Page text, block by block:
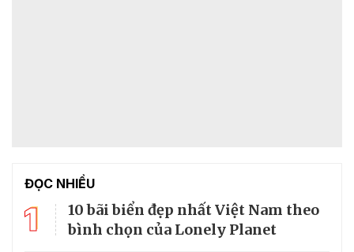
ĐỌC NHIỀU
1
10 bãi biển đẹp nhất Việt Nam theo
bình chọn của Lonely Planet